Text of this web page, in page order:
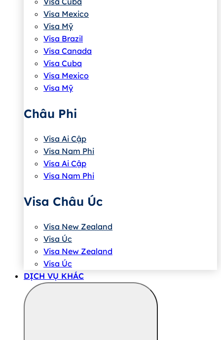
Visa Mexico
Visa Mỹ
Visa Brazil
Visa Canada
Visa Cuba
Visa Mexico
Visa Mỹ
Châu Phi
Visa Ai Cập
Visa Nam Phi
Visa Ai Cập
Visa Nam Phi
Visa Châu Úc
Visa New Zealand
Visa Úc
Visa New Zealand
Visa Úc
DỊCH VỤ KHÁC